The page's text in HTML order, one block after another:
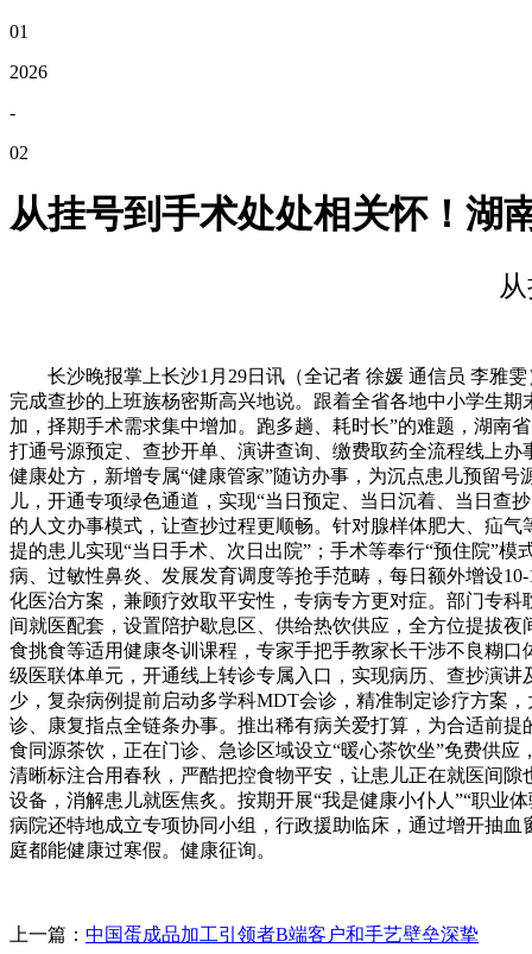
01
2026
-
02
从挂号到手术处处相关怀！湖
长沙晚报掌上长沙1月29日讯（全记者 徐媛 通信员 李雅雯
完成查抄的上班族杨密斯高兴地说。跟着全省各地中小学生
加，择期手术需求集中增加。跑多趟、耗时长”的难题，湖南
打通号源预定、查抄开单、演讲查询、缴费取药全流程线上
健康处方，新增专属“健康管家”随访办事，为沉点患儿预留
儿，开通专项绿色通道，实现“当日预定、当日沉着、当日查
的人文办事模式，让查抄过程更顺畅。针对腺样体肥大、疝
提的患儿实现“当日手术、次日出院”；手术等奉行“预住院”
病、过敏性鼻炎、发展发育调度等抢手范畴，每日额外增设
化医治方案，兼顾疗效取平安性，专病专方更对症。部门专
间就医配套，设置陪护歇息区、供给热饮供应，全方位提拔
食挑食等适用健康冬训课程，专家手把手教家长干涉不良糊
级医联体单元，开通线上转诊专属入口，实现病历、查抄演
少，复杂病例提前启动多学科MDT会诊，精准制定诊疗方案
诊、康复指点全链条办事。推出稀有病关爱打算，为合适前
食同源茶饮，正在门诊、急诊区域设立“暖心茶饮坐”免费供
清晰标注合用春秋，严酷把控食物平安，让患儿正在就医间
设备，消解患儿就医焦炙。按期开展“我是健康小仆人”“职业
病院还特地成立专项协同小组，行政援助临床，通过增开抽
庭都能健康过寒假。健康征询。
上一篇： 中国蛋成品加工引领者B端客户和手艺壁垒深挚